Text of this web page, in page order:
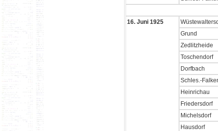
16. Juni 1925
Grund
Zedlitzheide
Toschendorf
Dorfbach
Schles.-
Heinrichau
Friedersdorf
Michelsdorf
Hausdorf